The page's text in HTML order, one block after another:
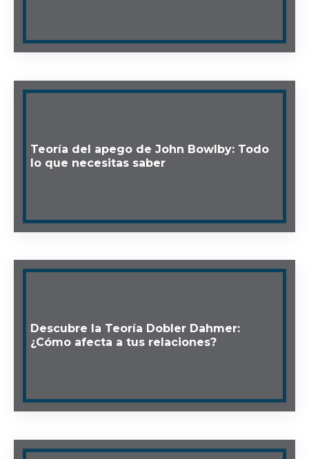
Teoría del apego de John Bowlby: Todo
lo que necesitas saber
Descubre la Teoría Dobler Dahmer:
¿Cómo afecta a tus relaciones?